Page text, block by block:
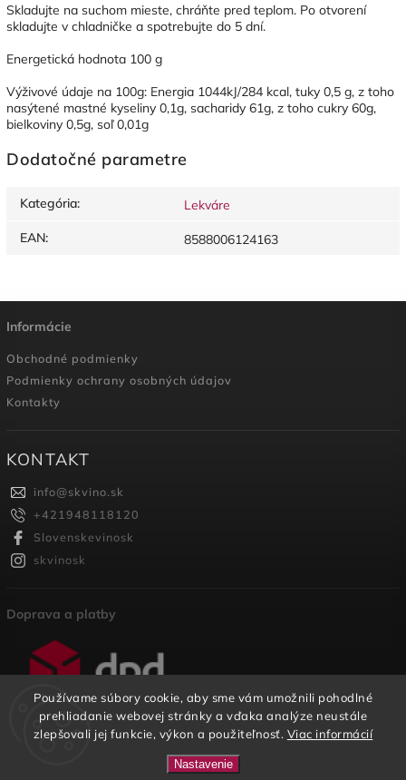
Používame súbory cookie, aby sme vám umožnili pohodlné
prehliadanie webovej stránky a vďaka analýze neustále
zlepšovali jej funkcie, výkon a použiteľnosť. Viac informácií
Nastavenie
U nás nájdete širokú ponuku SK vinárstiev na jednom
Skladujte na suchom mieste, chráňte pred teplom. Po otvorení
skladujte v chladničke a spotrebujte do 5 dní.
Energetická hodnota 100 g
Výživové údaje na 100g: Energia 1044kJ/284 kcal, tuky 0,5 g, z toho
nasýtené mastné kyseliny 0,1g, sacharidy 61g, z toho cukry 60g,
bielkoviny 0,5g, soľ 0,01g
Dodatočné parametre
Kategória:
Lekváre
EAN: 8588006124163
Informácie
Obchodné podmienky
Podmienky ochrany osobných údajov
Kontakty
KONTAKT
info@skvino.sk
+421948118120
Slovenskevinosk
skvinosk
Doprava a platby
SKVINO. Všetky práva vyhradené.
Shoptet| DesignShoptak.cz.